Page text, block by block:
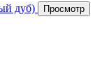
Просмотр